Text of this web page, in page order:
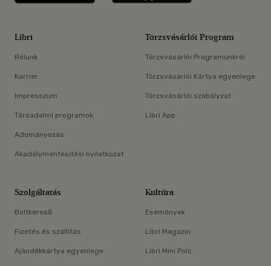
Libri
Rólunk
Karrier
Impresszum
Társadalmi programok
Adományozás
Akadálymentesítési nyilatkozat
Törzsvásárlói Program
Törzsvásárlói Programunkról
Törzsvásárlói Kártya egyenlege
Törzsvásárlói szabályzat
Libri App
Szolgáltatás
Boltkereső
Fizetés és szállítás
Ajándékkártya egyenlege
Kultúra
Események
Libri Magazin
Libri Mini Polc